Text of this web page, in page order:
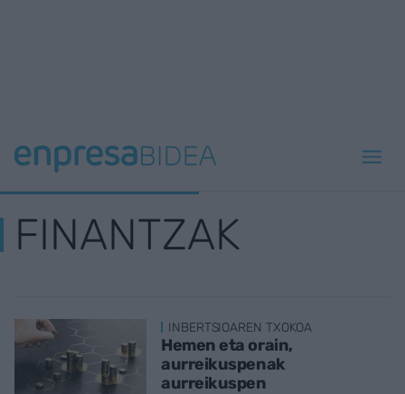
FINANTZAK
INBERTSIOAREN TXOKOA
Hemen eta orain,
aurreikuspenak
aurreikuspen